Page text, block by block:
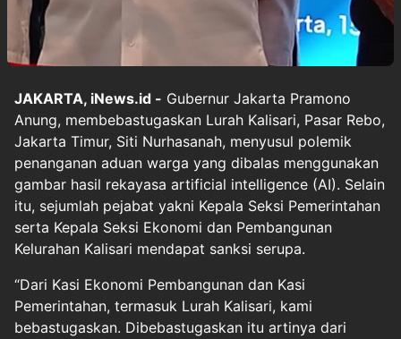
JAKARTA, iNews.id - Gubernur Jakarta Pramono
Anung, membebastugaskan Lurah Kalisari, Pasar Rebo,
Jakarta Timur, Siti Nurhasanah, menyusul polemik
penanganan aduan warga yang dibalas menggunakan
gambar hasil rekayasa artificial intelligence (AI). Selain
itu, sejumlah pejabat yakni Kepala Seksi Pemerintahan
serta Kepala Seksi Ekonomi dan Pembangunan
Kelurahan Kalisari mendapat sanksi serupa.
“Dari Kasi Ekonomi Pembangunan dan Kasi
Pemerintahan, termasuk Lurah Kalisari, kami
bebastugaskan. Dibebastugaskan itu artinya dari